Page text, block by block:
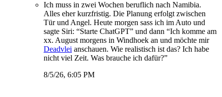
Ich muss in zwei Wochen beruflich nach Namibia.
Alles eher kurzfristig. Die Planung erfolgt zwischen
Tür und Angel. Heute morgen sass ich im Auto und
sagte Siri: “Starte ChatGPT” und dann “Ich komme am
xx. August morgens in Windhoek an und möchte mir
Deadvlei anschauen. Wie realistisch ist das? Ich habe
nicht viel Zeit. Was brauche ich dafür?”
8/5/26, 6:05 PM